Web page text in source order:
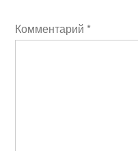
Комментарий *